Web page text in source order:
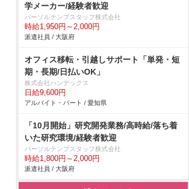
学メーカー/経験者歓迎
パーソルテンプスタッフ株式会社
時給1,950円～2,000円
派遣社員 / 大阪府
オフィス移転・引越しサポート「単発・短
期・長期/日払いOK」
株式会社ハンデックス
日給9,600円
アルバイト・パート / 愛知県
「10月開始」研究開発業務/高時給/落ち着
いた研究環境/経験者歓迎
パーソルテンプスタッフ株式会社
時給1,800円～2,000円
派遣社員 / 大阪府